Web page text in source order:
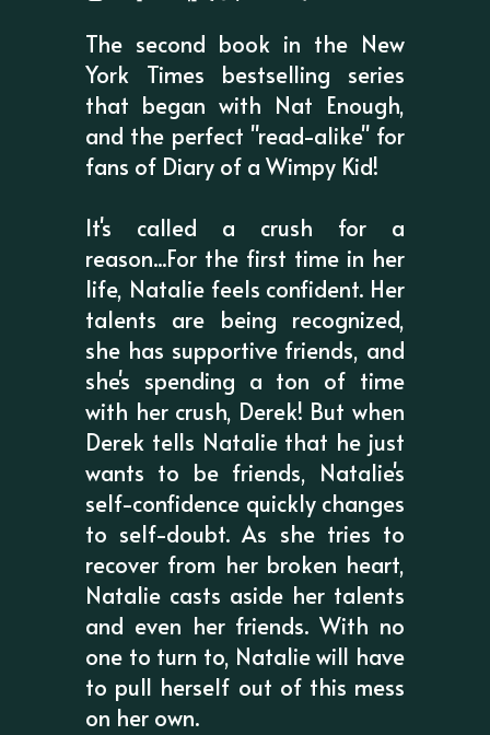
The second book in the New
York Times bestselling series
that began with Nat Enough,
and the perfect "read-alike" for
fans of Diary of a Wimpy Kid!
It's called a crush for a
reason...For the first time in her
life, Natalie feels confident. Her
talents are being recognized,
she has supportive friends, and
she's spending a ton of time
with her crush, Derek! But when
Derek tells Natalie that he just
wants to be friends, Natalie's
self-confidence quickly changes
to self-doubt. As she tries to
recover from her broken heart,
Natalie casts aside her talents
and even her friends. With no
one to turn to, Natalie will have
to pull herself out of this mess
on her own.